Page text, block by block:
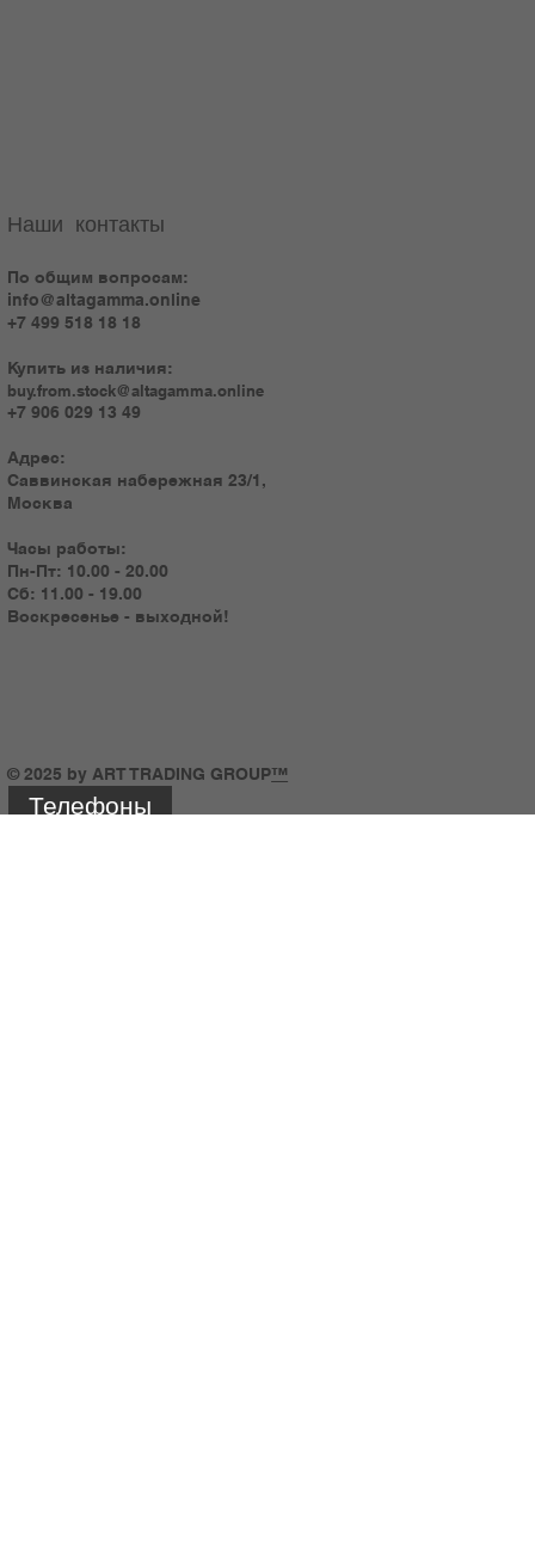
Наши контакты
По общим вопросам:
info@altagamma.online
+7 499 518 18 18
Купить из наличия:
buy.from.stock@altagamma.online
+7 906 029 13 49
Адрес:
Саввинская набережная 23/1,
Москва
Часы работы:
Пн-Пт: 10.00 - 20.00
Сб: 11.00 - 19.00
Воскресенье - выходной!
© 2025 by ART TRADING GROUP™
Телефоны